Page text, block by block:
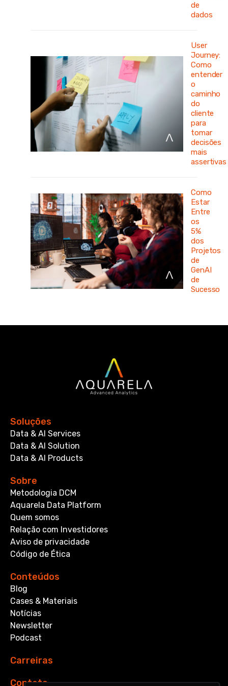
de
dados
User
Journey:
Como
entender
o
caminho
do
cliente
para
tomar
decisões
mais
assertivas
Como
Estar
Entre
os
5%
dos
Projetos
de
GenAI
de
Sucesso
Soluções
Data & AI Services
Data & AI Solution
Data & AI Products
Sobre
Metodologia DCM
Aquarela Data Platform
Quem somos
Relação com Investidores
Aviso de privacidade
Código de Ética
Conteúdos
Blog
Cases & Materiais
Notícias
Newsletter
Podcast
Carreiras
Contato